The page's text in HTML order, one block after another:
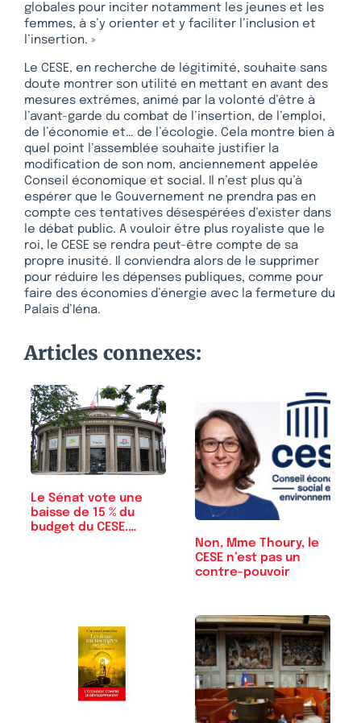
globales pour inciter notamment les jeunes et les
femmes, à s’y orienter et y faciliter l’inclusion et
l’insertion. »
Le CESE, en recherche de légitimité, souhaite sans
doute montrer son utilité en mettant en avant des
mesures extrêmes, animé par la volonté d’être à
l’avant-garde du combat de l’insertion, de l’emploi,
de l’économie et… de l’écologie. Cela montre bien à
quel point l’assemblée souhaite justifier la
modification de son nom, anciennement appelée
Conseil économique et social. Il n’est plus qu’à
espérer que le Gouvernement ne prendra pas en
compte ces tentatives désespérées d’exister dans
le débat public. A vouloir être plus royaliste que le
roi, le CESE se rendra peut-être compte de sa
propre inusité. Il conviendra alors de le supprimer
pour réduire les dépenses publiques, comme pour
faire des économies d’énergie avec la fermeture du
Palais d’Iéna.
Articles connexes:
Le Sénat vote une
baisse de 15 % du
budget du CESE.…
Non, Mme Thoury, le
CESE n’est pas un
contre-pouvoir